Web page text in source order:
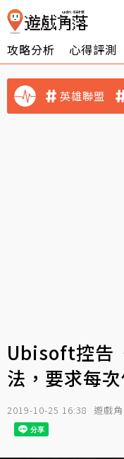
攻略分析 心得評測
英雄聯盟
Ubisoft控告
法，要求每
2019-10-25 16:38 遊戲